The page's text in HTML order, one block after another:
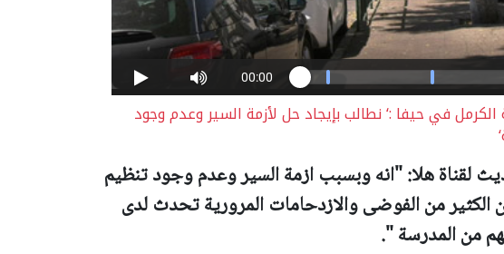
في حيفا :‘ نطالب بإيجاد حل لأزمة السير وعدم وجود
لقناة هلا: "انه وبسبب ازمة السير وعدم وجود تنظيم
الكثير من الفوضى والازدحامات المرورية تحدث لدى
من المدرسة ".